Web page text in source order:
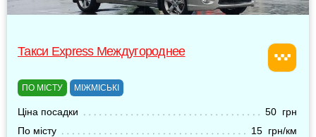
Такси Express Междугороднее
ПО МІСТУ МІЖМІСЬКІ
Ціна посадки
50 грн
По місту
15 грн/км